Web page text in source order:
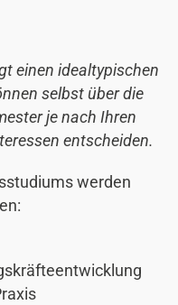
einen idealtypischen
selbst über die
je nach Ihren
entscheiden.
werden